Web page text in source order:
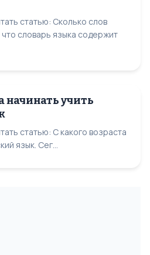
статью: Сколько слов
словарь языка содержит
начинать учить
статью: С какого возраста
язык. Сег...